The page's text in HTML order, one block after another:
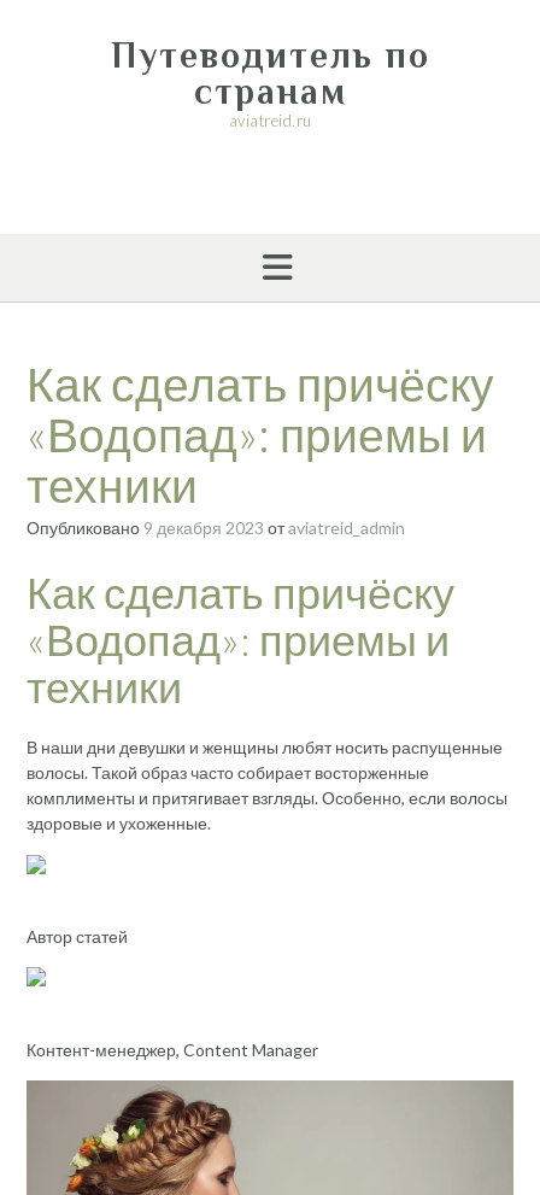
Путеводитель по
странам
aviatreid.ru
Как сделать причёску
«Водопад»: приемы и
техники
Опубликовано 9 декабря 2023 отaviatreid_admin
Как сделать причёску
«Водопад»: приемы и
техники
В наши дни девушки и женщины любят носить распущенные
волосы. Такой образ часто собирает восторженные
комплименты и притягивает взгляды. Особенно, если волосы
здоровые и ухоженные.
Автор статей
Контент-менеджер, Content Manager